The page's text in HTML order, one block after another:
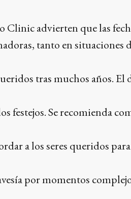
Clinic advierten que las
tanto en situaciones
tras muchos años.
festejos. Se recomienda
a los seres queridos
por momentos